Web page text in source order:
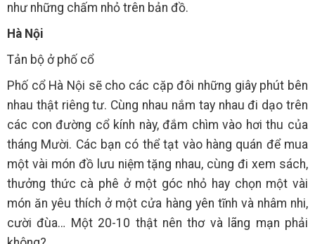
như những chấm nhỏ trên bản đồ.
Hà Nội
Tản bộ ở phố cổ
Phố cổ Hà Nội sẽ cho các cặp đôi những giây phút bên
nhau thật riêng tư. Cùng nhau nắm tay nhau đi dạo trên
các con đường cổ kính này, đắm chìm vào hơi thu của
tháng Mười. Các bạn có thể tạt vào hàng quán để mua
một vài món đồ lưu niệm tặng nhau, cùng đi xem sách,
thưởng thức cà phê ở một góc nhỏ hay chọn một vài
món ăn yêu thích ở một cửa hàng yên tĩnh và nhâm nhi,
cười đùa… Một 20-10 thật nên thơ và lãng mạn phải